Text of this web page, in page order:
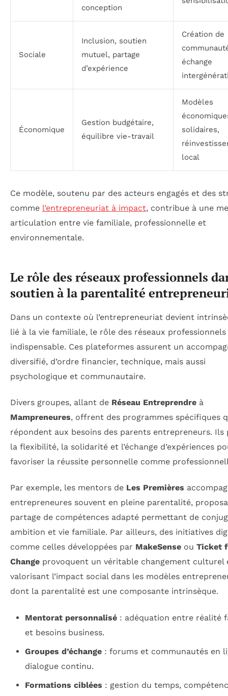
conception
Sociale
Inclusion, soutien
mutuel, partage
d’expérience
Création de
échange
Économique
Gestion budgétaire,
équilibre vie-travail
Modèles
solidaires,
local
Ce modèle, soutenu par des acteurs engagés et des
comme l’entrepreneuriat à impact, contribue à une
articulation entre vie familiale, professionnelle et
environnementale.
Le rôle des réseaux professionnels
soutien à la parentalité
Dans un contexte où l’entrepreneuriat devient
lié à la vie familiale, le rôle des réseaux professionnels
indispensable. Ces plateformes assurent un
diversifié, d’ordre financier, technique, mais aussi
psychologique et communautaire.
Divers groupes, allant de Réseau Entreprendre à
Mampreneures, offrent des programmes spécifiques
répondent aux besoins des parents entrepreneurs. Ils
la flexibilité, la solidarité et l’échange d’expériences
favoriser la réussite personnelle comme
Par exemple, les mentors de Les Premières
entrepreneures souvent en pleine parentalité,
partage de compétences adapté permettant de
ambition et vie familiale. Par ailleurs, des initiatives
comme celles développées par MakeSense ou Ticket
Change provoquent un véritable changement culturel
valorisant l’impact social dans les modèles
dont la parentalité est une composante intrinsèque.
Mentorat personnalisé: adéquation entre réalité
et besoins business.
Groupes d’échange: forums et communautés en
dialogue continu.
Formations ciblées : gestion du temps,